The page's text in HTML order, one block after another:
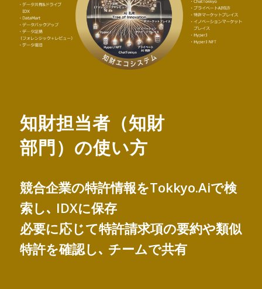
知財担当者（知財
部門）の使い方
競合企業の特許情報をTokkyo.Aiで検
索し､ IDXに保存
必要に応じて特許請求項の要約や類似
特許を確認し､ チームで共有